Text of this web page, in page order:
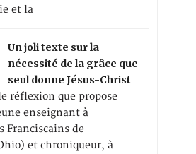
et la
Un joli texte sur la
nécessité de la grâce que
seul donne Jésus-Christ
réflexion que propose
enseignant à
Franciscains de
et chroniqueur, à